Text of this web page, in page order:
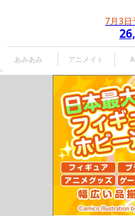
7月3日
あみあみ アニメイト